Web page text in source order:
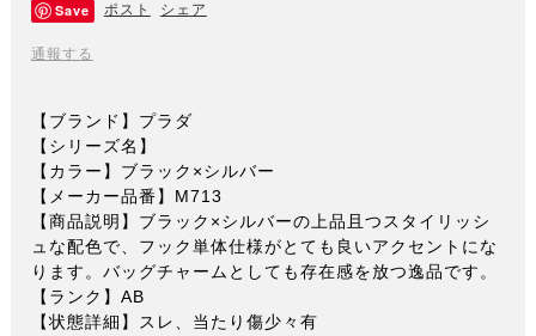
Save ポスト シェア
通報する
【ブランド】プラダ
【シリーズ名】
【カラー】ブラック×シルバー
【メーカー品番】M713
【商品説明】ブラック×シルバーの上品且つスタイリッシ
ュな配色で、フック単体仕様がとても良いアクセントにな
ります。バッグチャームとしても存在感を放つ逸品です。
【ランク】AB
【状態詳細】スレ、当たり傷少々有